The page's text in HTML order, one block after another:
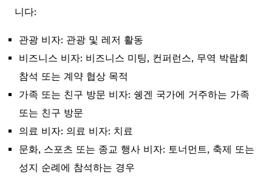
니다:
관광 비자: 관광 및 레저 활동
비즈니스 비자: 비즈니스 미팅, 컨퍼런스, 무역 박람회
참석 또는 계약 협상 목적
가족 또는 친구 방문 비자: 쉥겐 국가에 거주하는 가족
또는 친구 방문
의료 비자: 의료 비자: 치료
문화, 스포츠 또는 종교 행사 비자: 토너먼트, 축제 또는
성지 순례에 참석하는 경우